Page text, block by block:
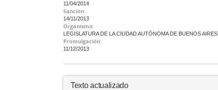
11/04/2014
Sanción:
14/11/2013
Organismo:
LEGISLATURA DE LA CIUDAD AUTÓNOMA DE BUENOS AIRES
Promulgación:
11/12/2013
Texto actualizado